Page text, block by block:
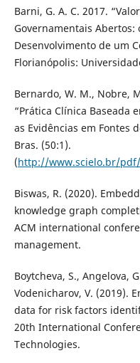
Barni, G. A. C. 2017.
Governamentais
Desenvolvimento de um
Florianópolis:
Bernardo, W. M., Nobre,
“Prática Clínica Baseada
as Evidências em Fontes
Bras. (50:1).
(http://www.scielo.br/
Biswas, R. (2020).
knowledge graph
ACM international
management.
Boytcheva, S., Angelova,
Vodenicharov, V. (2019).
data for risk factors
20th International
Technologies.